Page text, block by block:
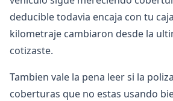
deducible todavia encaja con tu
kilometraje cambiaron desde la
cotizaste.
Tambien vale la pena leer si la
coberturas que no estas usando